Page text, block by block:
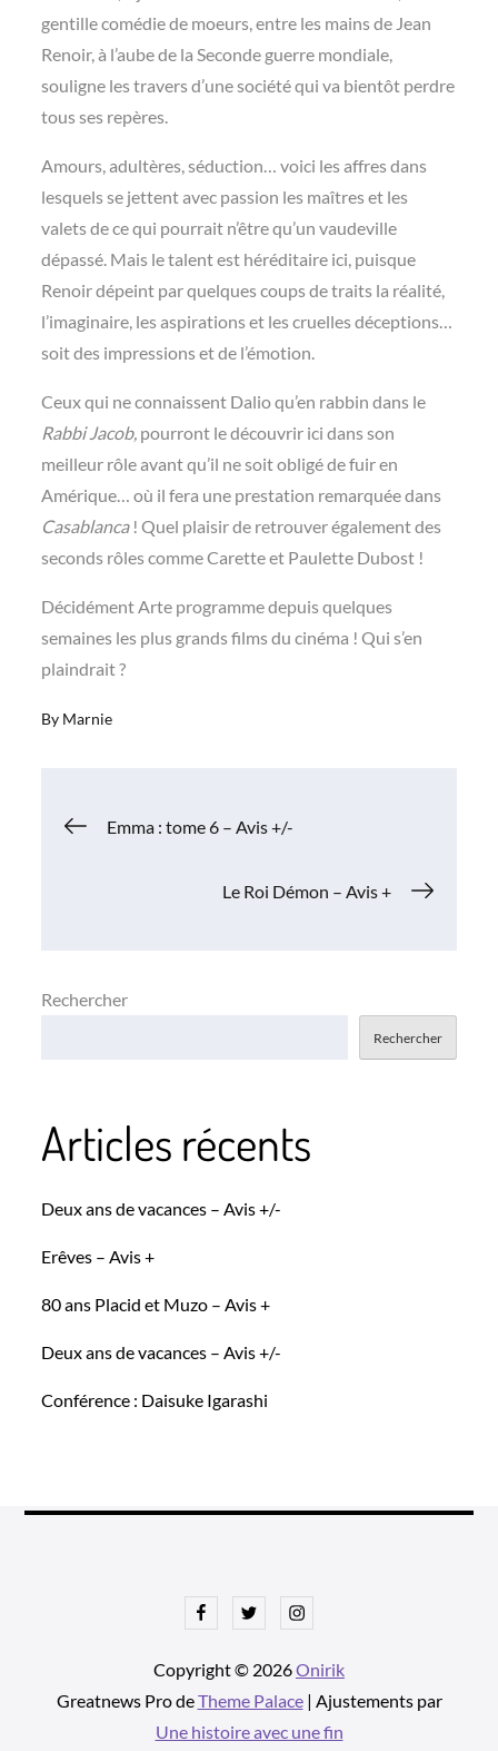
gentille comédie de moeurs, entre les mains de Jean
Renoir, à l’aube de la Seconde guerre mondiale,
souligne les travers d’une société qui va bientôt perdre
tous ses repères.
Amours, adultères, séduction… voici les affres dans
lesquels se jettent avec passion les maîtres et les
valets de ce qui pourrait n’être qu’un vaudeville
dépassé. Mais le talent est héréditaire ici, puisque
Renoir dépeint par quelques coups de traits la réalité,
l’imaginaire, les aspirations et les cruelles déceptions…
soit des impressions et de l’émotion.
Ceux qui ne connaissent Dalio qu’en rabbin dans le
Rabbi Jacob, pourront le découvrir ici dans son
meilleur rôle avant qu’il ne soit obligé de fuir en
Amérique… où il fera une prestation remarquée dans
Casablanca! Quel plaisir de retrouver également des
seconds rôles comme Carette et Paulette Dubost !
Décidément Arte programme depuis quelques
semaines les plus grands films du cinéma ! Qui s’en
plaindrait ?
By Marnie
Navigation
Emma : tome 6 – Avis +/-
Le Roi Démon – Avis +
Rechercher
Rechercher
Articles récents
Deux ans de vacances – Avis +/-
Erêves – Avis +
80 ans Placid et Muzo – Avis +
Deux ans de vacances – Avis +/-
Conférence : Daisuke Igarashi
FacebookTwitterInstagram
Copyright © 2026Onirik
Greatnews Pro deTheme Palace| Ajustements par
Une histoire avec une fin